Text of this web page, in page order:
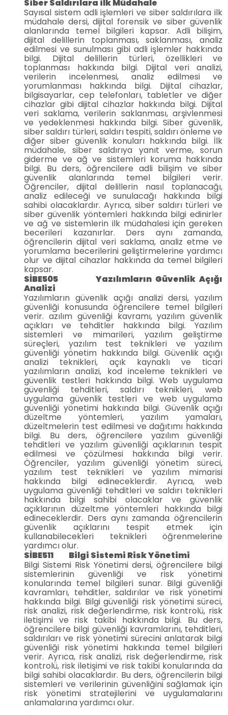
Siber Saldırılara ilk Müdahale
Sayısal sistem adli işlemleri ve siber saldırılara ilk
müdahale dersi, dijital forensik ve siber güvenlik
alanlarında temel bilgileri kapsar. Adli bilişim,
dijital delillerin toplanması, saklanması, analiz
edilmesi ve sunulması gibi adli işlemler hakkında
bilgi. Dijital delillerin türleri, özellikleri ve
toplanması hakkında bilgi. Dijital veri analizi,
verilerin incelenmesi, analiz edilmesi ve
yorumlanması hakkında bilgi. Dijital cihazlar,
bilgisayarlar, cep telefonları, tabletler ve diğer
cihazlar gibi dijital cihazlar hakkında bilgi. Dijital
veri saklama, verilerin saklanması, arşivlenmesi
ve yedeklenmesi hakkında bilgi. Siber güvenlik,
siber saldırı türleri, saldırı tespiti, saldırı önleme ve
diğer siber güvenlik konuları hakkında bilgi. İlk
müdahale, siber saldırıya yanıt verme, sorun
giderme ve ağ ve sistemleri koruma hakkında
bilgi. Bu ders, öğrencilere adli bilişim ve siber
güvenlik alanlarında temel bilgileri verir.
Öğrenciler, dijital delillerin nasıl toplanacağı,
analiz edileceği ve sunulacağı hakkında bilgi
sahibi olacaklardır. Ayrıca, siber saldırı türleri ve
siber güvenlik yöntemleri hakkında bilgi edinirler
ve ağ ve sistemlerin ilk müdahalesi için gereken
becerileri kazanırlar. Ders aynı zamanda,
öğrencilerin dijital veri saklama, analiz etme ve
yorumlama becerilerini geliştirmelerine yardımcı
olur ve dijital cihazlar hakkında da temel bilgileri
kapsar.
SİBE505 Yazılımların Güvenlik Açığı
Analizi
Yazılımların güvenlik açığı analizi dersi, yazılım
güvenliği konusunda öğrencilere temel bilgileri
verir. azılım güvenliği kavramı, yazılım güvenlik
açıkları ve tehditler hakkında bilgi. Yazılım
sistemleri ve mimarileri, yazılım geliştirme
süreçleri, yazılım test teknikleri ve yazılım
güvenliği yönetim hakkında bilgi. Güvenlik açığı
analizi teknikleri, açık kaynaklı ve ticari
yazılımların analizi, kod inceleme teknikleri ve
güvenlik testleri hakkında bilgi. Web uygulama
güvenliği tehditleri, saldırı teknikleri, web
uygulama güvenlik testleri ve web uygulama
güvenliği yönetimi hakkında bilgi. Güvenlik açığı
düzeltme yöntemleri, yazılım yamaları,
düzeltmelerin test edilmesi ve dağıtımı hakkında
bilgi. Bu ders, öğrencilere yazılım güvenliği
tehditleri ve yazılım güvenliği açıklarının tespit
edilmesi ve çözülmesi hakkında bilgi verir.
Öğrenciler, yazılım güvenliği yönetim süreci,
yazılım test teknikleri ve yazılım mimarisi
hakkında bilgi edineceklerdir. Ayrıca, web
uygulama güvenliği tehditleri ve saldırı teknikleri
hakkında bilgi sahibi olacaklar ve güvenlik
açıklarının düzeltme yöntemleri hakkında bilgi
edineceklerdir. Ders aynı zamanda öğrencilerin
güvenlik açıklarını tespit etmek için
kullanabilecekleri teknikleri öğrenmelerine
yardımcı olur.
SİBE511 Bilgi Sistemi Risk Yönetimi
Bilgi Sistemi Risk Yönetimi dersi, öğrencilere bilgi
sistemlerinin güvenliği ve risk yönetimi
konularında temel bilgileri sunar. Bilgi güvenliği
kavramları, tehditler, saldırılar ve risk yönetimi
hakkında bilgi. Bilgi güvenliği risk yönetimi süreci,
risk analizi, risk değerlendirme, risk kontrolü, risk
iletişimi ve risk takibi hakkında bilgi. Bu ders,
öğrencilere bilgi güvenliği kavramlarını, tehditleri,
saldırıları ve risk yönetimi sürecini anlatarak bilgi
güvenliği risk yönetimi hakkında temel bilgileri
verir. Ayrıca, risk analizi, risk değerlendirme, risk
kontrolü, risk iletişimi ve risk takibi konularında da
bilgi sahibi olacaklardır. Bu ders, öğrencilerin bilgi
sistemleri ve verilerinin güvenliğini sağlamak için
risk yönetimi stratejilerini ve uygulamalarını
anlamalarına yardımcı olur.